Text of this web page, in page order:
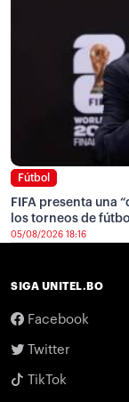
Fútbol
FIFA presenta una
los torneos de fútbol
05/08/2026 18:16
SIGA UNITEL.BO
Facebook
Twitter
TikTok